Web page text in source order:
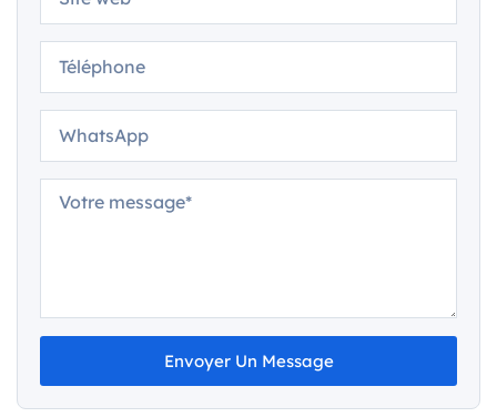
Envoyer Un Message